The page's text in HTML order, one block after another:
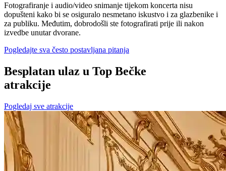
Fotografiranje i audio/video snimanje tijekom koncerta nisu
dopušteni kako bi se osiguralo nesmetano iskustvo i za glazbenike i
za publiku. Međutim, dobrodošli ste fotografirati prije ili nakon
izvedbe unutar dvorane.
Pogledajte sva često postavljana pitanja
Besplatan ulaz u Top Bečke
atrakcije
Pogledaj sve atrakcije